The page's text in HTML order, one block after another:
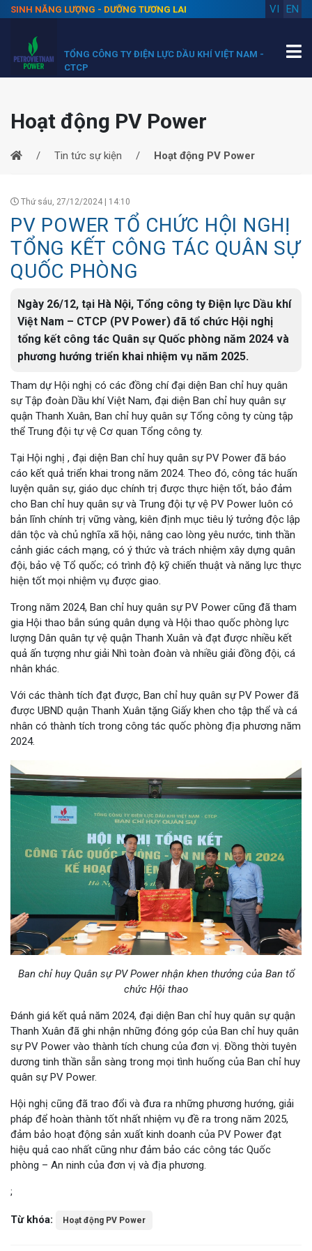
SINH NĂNG LƯỢNG - DƯỠNG TƯƠNG LAI EN
VI
TỔNG CÔNG TY ĐIỆN LỰC DẦU KHÍ VIỆT NAM -
CTCP
Hoạt động PV Power
Tin tức sự kiện Hoạt động PV Power
Thứ sáu, 27/12/2024 | 14:10
PV POWER TỔ CHỨC HỘI NGHỊ
TỔNG KẾT CÔNG TÁC QUÂN SỰ
QUỐC PHÒNG
Ngày 26/12, tại Hà Nội, Tổng công ty Điện lực Dầu khí
Việt Nam – CTCP (PV Power) đã tổ chức Hội nghị
tổng kết công tác Quân sự Quốc phòng năm 2024 và
phương hướng triển khai nhiệm vụ năm 2025.
Tham dự Hội nghị có các đồng chí đại diện Ban chỉ huy quân
sự Tập đoàn Dầu khí Việt Nam, đại diện Ban chỉ huy quân sự
quận Thanh Xuân, Ban chỉ huy quân sự Tổng công ty cùng tập
thể Trung đội tự vệ Cơ quan Tổng công ty.
Tại Hội nghị , đại diện Ban chỉ huy quân sự PV Power đã báo
cáo kết quả triển khai trong năm 2024. Theo đó, công tác huấn
luyện quân sự, giáo dục chính trị được thực hiện tốt, bảo đảm
cho Ban chỉ huy quân sự và Trung đội tự vệ PV Power luôn có
bản lĩnh chính trị vững vàng, kiên định mục tiêu lý tưởng độc lập
dân tộc và chủ nghĩa xã hội, nâng cao lòng yêu nước, tinh thần
cảnh giác cách mạng, có ý thức và trách nhiệm xây dựng quân
đội, bảo vệ Tổ quốc; có trình độ kỹ chiến thuật và năng lực thực
hiện tốt mọi nhiệm vụ được giao.
Trong năm 2024, Ban chỉ huy quân sự PV Power cũng đã tham
gia Hội thao bắn súng quân dụng và Hội thao quốc phòng lực
lượng Dân quân tự vệ quận Thanh Xuân và đạt được nhiều kết
quả ấn tượng như giải Nhì toàn đoàn và nhiều giải đồng đội, cá
nhân khác.
Với các thành tích đạt được, Ban chỉ huy quân sự PV Power đã
được UBND quận Thanh Xuân tặng Giấy khen cho tập thể và cá
nhân có thành tích trong công tác quốc phòng địa phương năm
2024.
Ban chỉ huy Quân sự PV Power nhận khen thưởng của Ban tổ
chức Hội thao
Đánh giá kết quả năm 2024, đại diện Ban chỉ huy quân sự quận
Thanh Xuân đã ghi nhận những đóng góp của Ban chỉ huy quân
sự PV Power vào thành tích chung của đơn vị. Đồng thời tuyên
dương tinh thần sẵn sàng trong mọi tình huống của Ban chỉ huy
quân sự PV Power.
Hội nghị cũng đã trao đổi và đưa ra những phương hướng, giải
pháp để hoàn thành tốt nhất nhiệm vụ đề ra trong năm 2025,
đảm bảo hoạt động sản xuất kinh doanh của PV Power đạt
hiệu quả cao nhất cũng như đảm bảo các công tác Quốc
phòng – An ninh của đơn vị và địa phương.
;
Từ khóa: Hoạt động PV Power